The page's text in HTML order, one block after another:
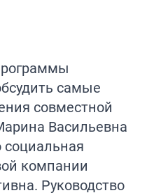
самые
совместной
Васильевна
социальная
компании
Руководство